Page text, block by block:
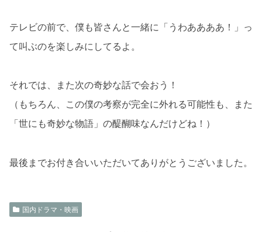
テレビの前で、僕も皆さんと一緒に「うわああああ！」っ
て叫ぶのを楽しみにしてるよ。
それでは、また次の奇妙な話で会おう！
（もちろん、この僕の考察が完全に外れる可能性も、また
「世にも奇妙な物語」の醍醐味なんだけどね！）
最後までお付き合いいただいてありがとうございました。
国内ドラマ・映画